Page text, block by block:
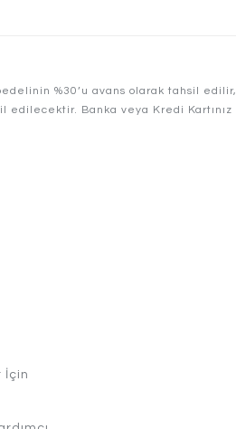
%30’u avans olarak tahsil edilir,
Banka veya Kredi Kartınız
İçin